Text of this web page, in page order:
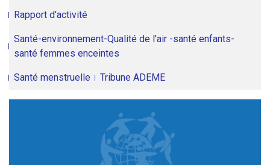
Rapport d'activité
Santé-environnement-Qualité de l'air -santé enfants-
santé femmes enceintes
Santé menstruelle Tribune ADEME